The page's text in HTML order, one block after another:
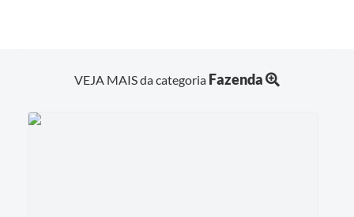
VEJA MAIS da categoria Fazenda